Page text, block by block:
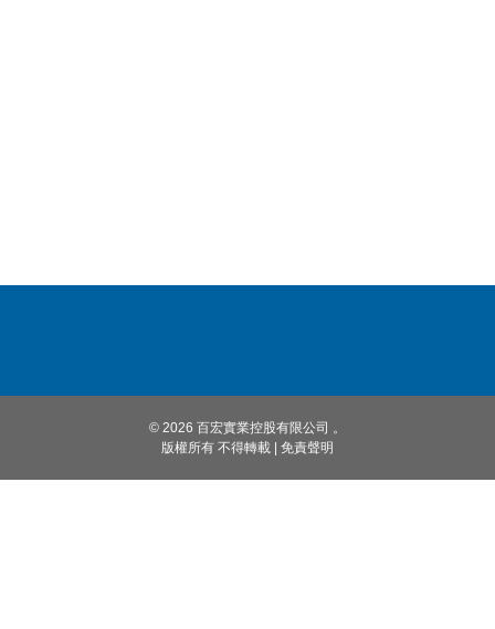
© 2026 百宏實業控股有限公司 。
版權所有 不得轉載
免責聲明